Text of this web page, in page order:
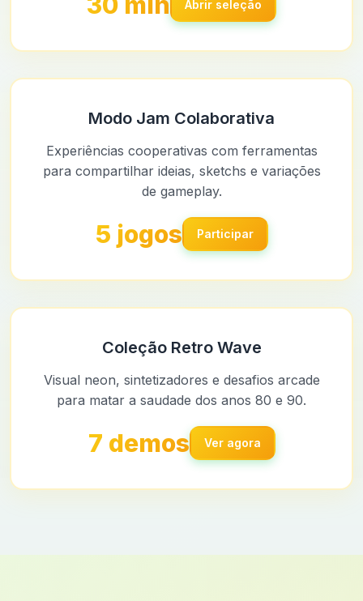
Abrir seleção
Modo Jam Colaborativa
Experiências cooperativas com ferramentas
para compartilhar ideias, sketchs e variações
de gameplay.
5 jogos Participar
Coleção Retro Wave
Visual neon, sintetizadores e desafios arcade
para matar a saudade dos anos 80 e 90.
7 demos Ver agora